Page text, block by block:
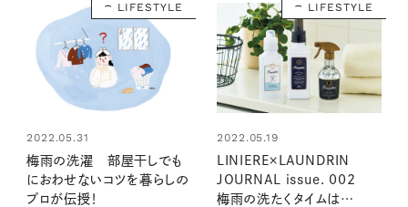
LIFESTYLE
2022.05.31
梅雨の洗濯 部屋干しでも
におわせないコツを暮らしの
プロが伝授！
LIFESTYLE
2022.05.19
LINIERE×LAUNDRIN
JOURNAL issue. 002
梅雨の洗たくタイムは